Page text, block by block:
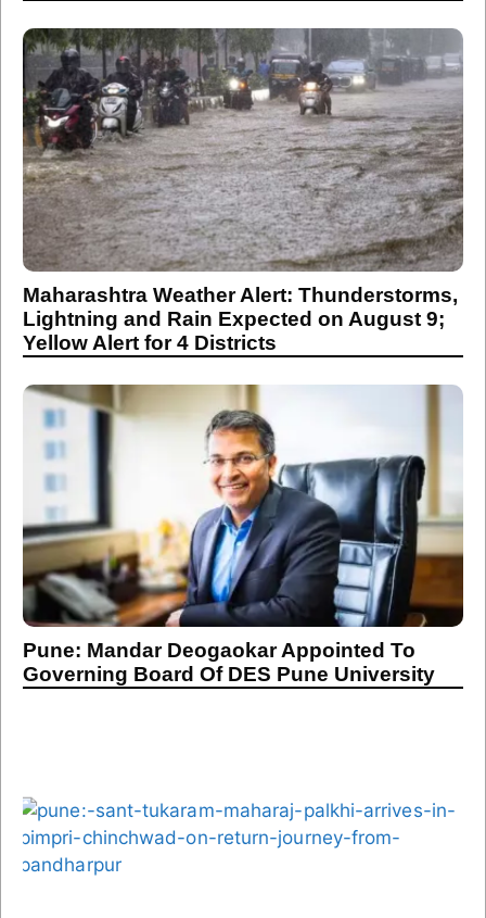
Maharashtra Weather Alert: Thunderstorms,
Lightning and Rain Expected on August 9;
Yellow Alert for 4 Districts
Pune: Mandar Deogaokar Appointed To
Governing Board Of DES Pune University